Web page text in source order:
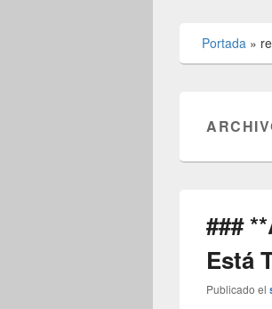
Portada »
###
Está
Publicado el